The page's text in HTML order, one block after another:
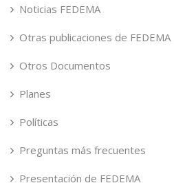
Noticias FEDEMA
Otras publicaciones de FEDEMA
Otros Documentos
Planes
Políticas
Preguntas más frecuentes
Presentación de FEDEMA